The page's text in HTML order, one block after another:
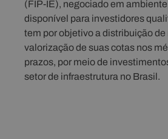
(FIP-IE), negociado em
disponível para investidores
tem por objetivo a distribuição de
valorização de suas cotas nos
prazos, por meio de
setor de infraestrutura no Brasil.